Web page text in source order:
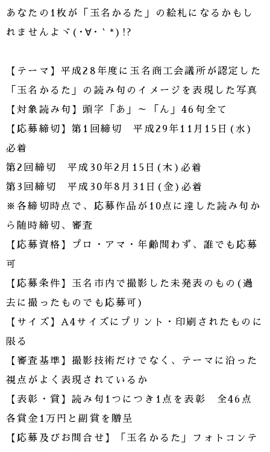
あなたの1枚が「玉名かるた」の絵札になるかもし
れませんよヾ(･∀･｀*)!?
【テーマ】平成28年度に玉名商工会議所が認定した
「玉名かるた」の読み句のイメージを表現した写真
【対象読み句】頭字「あ」～「ん」46句全て
【応募締切】第1回締切 平成29年11月15日(水)
必着
第2回締切 平成30年2月15日(木)必着
第3回締切 平成30年8月31日(金)必着
※各締切時点で、応募作品が10点に達した読み句か
ら随時締切、審査
【応募資格】プロ・アマ・年齢問わず、誰でも応募
可
【応募条件】玉名市内で撮影した未発表のもの(過
去に撮ったものでも応募可)
【サイズ】A4サイズにプリント・印刷されたものに
限る
【審査基準】撮影技術だけでなく、テーマに沿った
視点がよく表現されているか
【表彰・賞】読み句1つにつき1点を表彰 全46点
各賞金1万円と副賞を贈呈
【応募及びお問合せ】「玉名かるた」フォトコンテ